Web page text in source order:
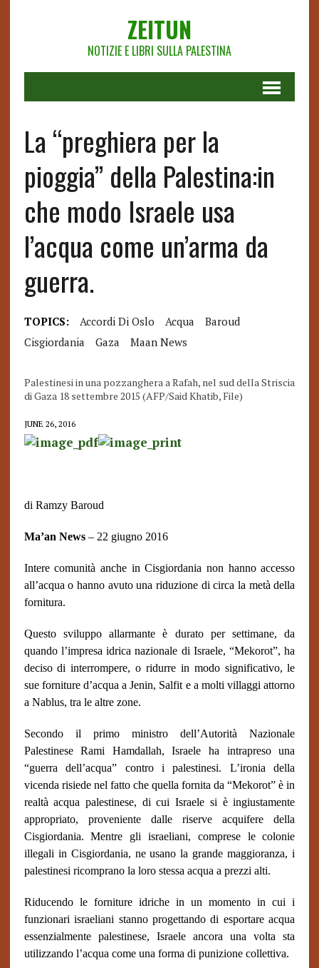
ZEITUN
NOTIZIE E LIBRI SULLA PALESTINA
La “preghiera per la
pioggia” della Palestina:in
che modo Israele usa
l’acqua come un’arma da
guerra.
TOPICS: Accordi Di Oslo Acqua
Baroud
Cisgiordania
Gaza Maan News
Palestinesi in una pozzanghera a Rafah, nel sud della Striscia
di Gaza 18 settembre 2015 (AFP/Said Khatib, File)
JUNE 26, 2016
di Ramzy Baroud
Ma’an News– 22 giugno 2016
Intere comunità anche in Cisgiordania non hanno accesso
all’acqua o hanno avuto una riduzione di circa la metà della
fornitura.
Questo sviluppo allarmante è durato per settimane, da
quando l’impresa idrica nazionale di Israele, “Mekorot”, ha
deciso di interrompere, o ridurre in modo significativo, le
sue forniture d’acqua a Jenin, Salfit e a molti villaggi attorno
a Nablus, tra le altre zone.
Secondo il primo ministro dell’Autorità Nazionale
Palestinese Rami Hamdallah, Israele ha intrapreso una
“guerra dell’acqua” contro i palestinesi. L’ironia della
vicenda risiede nel fatto che quella fornita da “Mekorot” è in
realtà acqua palestinese, di cui Israele si è ingiustamente
appropriato, proveniente dalle riserve acquifere della
Cisgiordania. Mentre gli israeliani, comprese le colonie
illegali in Cisgiordania, ne usano la grande maggioranza, i
palestinesi ricomprano la loro stessa acqua a prezzi alti.
Riducendo le forniture idriche in un momento in cui i
funzionari israeliani stanno progettando di esportare acqua
essenzialmente palestinese, Israele ancora una volta sta
utilizzando l’acqua come una forma di punizione collettiva.